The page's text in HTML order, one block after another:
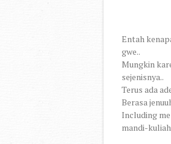
Entah
gwe..
Mungkin
sejenisnya..
Terus ada
Berasa
Including
mandi-